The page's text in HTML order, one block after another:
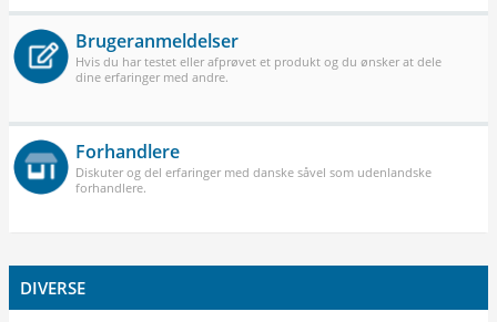
Brugeranmeldelser
Hvis du har testet eller afprøvet et produkt og du ønsker at dele
dine erfaringer med andre.
Forhandlere
Diskuter og del erfaringer med danske såvel som udenlandske
forhandlere.
DIVERSE